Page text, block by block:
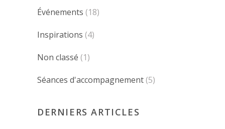
Événements (18)
Inspirations (4)
Non classé (1)
Séances d'accompagnement (5)
DERNIERS ARTICLES